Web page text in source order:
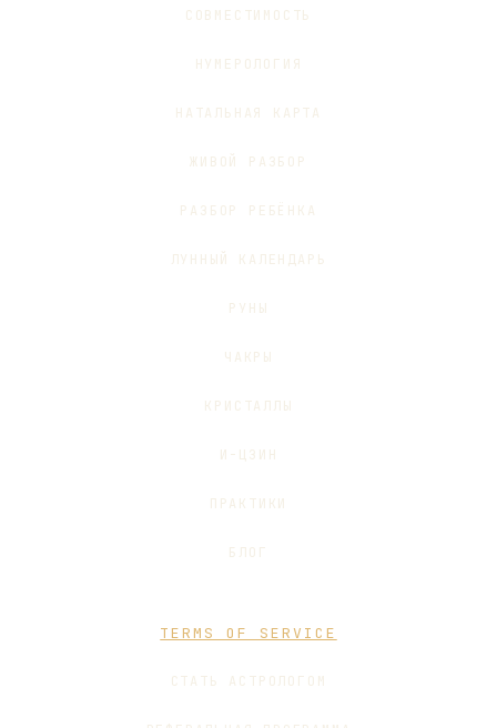
СОВМЕСТИМОСТЬ
НУМЕРОЛОГИЯ
НАТАЛЬНАЯ КАРТА
ЖИВОЙ РАЗБОР
РАЗБОР РЕБЁНКА
ЛУННЫЙ КАЛЕНДАРЬ
РУНЫ
ЧАКРЫ
КРИСТАЛЛЫ
И-ЦЗИН
ПРАКТИКИ
БЛОГ
TERMS OF SERVICE
СТАТЬ АСТРОЛОГОМ